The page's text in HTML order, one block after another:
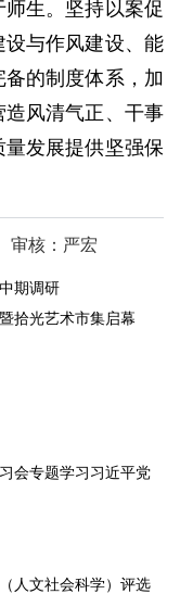
生。坚持以案促
与作风建设、能
的制度体系，加
风清气正、干事
发展提供坚强保
审核：严宏
期调研
拾光艺术市集启幕
会专题学习习近平党
人文社会科学）评选